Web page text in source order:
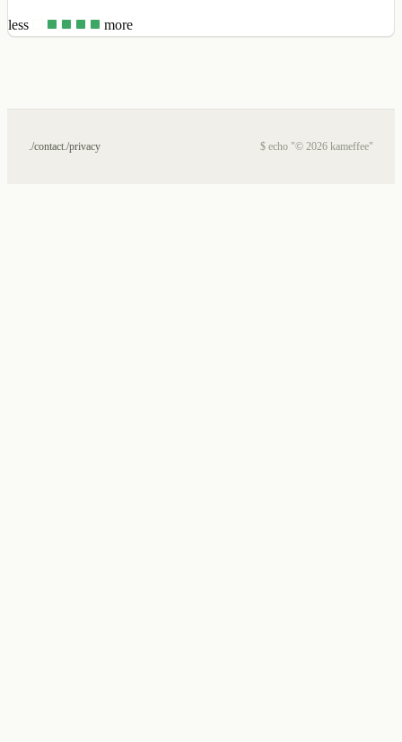
less more
./contact ./privacy $ echo "© 2026 kameffee"